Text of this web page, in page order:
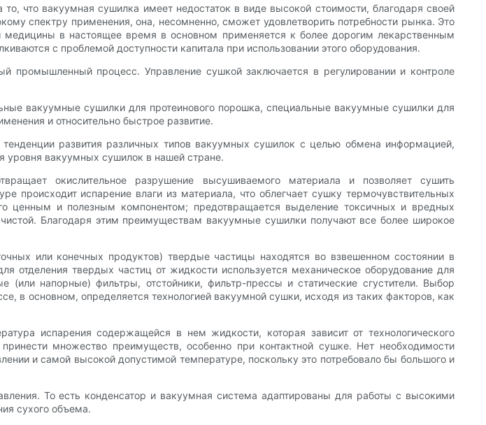
что вакуумная сушилка имеет недостаток в виде высокой стоимости, благодаря своей
спектру применения, она, несомненно, сможет удовлетворить потребности рынка. Это
в настоящее время в основном применяется к более дорогим лекарственным
с проблемой доступности капитала при использовании этого оборудования.
процесс. Управление сушкой заключается в регулировании и контроле
вакуумные сушилки для протеинового порошка, специальные вакуумные сушилки для
и относительно быстрое развитие.
развития различных типов вакуумных сушилок с целью обмена информацией,
вакуумных сушилок в нашей стране.
окислительное разрушение высушиваемого материала и позволяет сушить
происходит испарение влаги из материала, что облегчает сушку термочувствительных
ценным и полезным компонентом; предотвращается выделение токсичных и вредных
Благодаря этим преимуществам вакуумные сушилки получают все более широкое
или конечных продуктов) твердые частицы находятся во взвешенном состоянии в
твердых частиц от жидкости используется механическое оборудование для
напорные) фильтры, отстойники, фильтр-прессы и статические сгустители. Выбор
в основном, определяется технологией вакуумной сушки, исходя из таких факторов, как
испарения содержащейся в нем жидкости, которая зависит от технологического
множество преимуществ, особенно при контактной сушке. Нет необходимости
и самой высокой допустимой температуре, поскольку это потребовало бы большого и
То есть конденсатор и вакуумная система адаптированы для работы с высокими
сухого объема.